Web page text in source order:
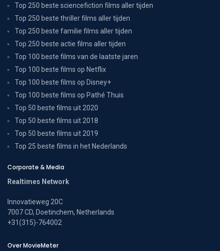
Top 250 beste sciencefiction films aller tijden
Top 250 beste thriller films aller tijden
Top 250 beste familie films aller tijden
Top 250 beste actie films aller tijden
Top 100 beste films van de laatste jaren
Top 100 beste films op Netflix
Top 100 beste films op Disney+
Top 100 beste films op Pathé Thuis
Top 50 beste films uit 2020
Top 50 beste films uit 2018
Top 50 beste films uit 2019
Top 25 beste films in het Nederlands
Corporate & Media
Realtimes Network
Innovatieweg 20C
7007 CD, Doetinchem, Netherlands
+31(315)-764002
Over MovieMeter